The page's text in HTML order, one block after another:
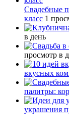
Свадебные
класс 1
в день
просмотр в
вкусных
палитры:
украшения